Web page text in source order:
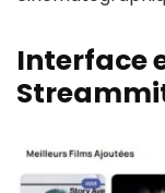
Interface